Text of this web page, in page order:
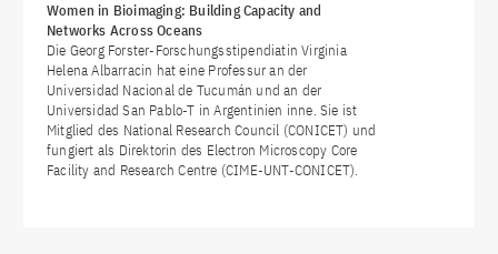
Women in Bioimaging: Building Capacity and
Networks Across Oceans
Die Georg Forster-Forschungsstipendiatin Virginia
Helena Albarracin hat eine Professur an der
Universidad Nacional de Tucumán und an der
Universidad San Pablo-T in Argentinien inne. Sie ist
Mitglied des National Research Council (CONICET) und
fungiert als Direktorin des Electron Microscopy Core
Facility and Research Centre (CIME-UNT-CONICET).